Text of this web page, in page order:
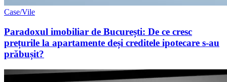
Case/Vile
Paradoxul imobiliar de București: De ce cresc
prețurile la apartamente deși creditele ipotecare s-au
prăbușit?